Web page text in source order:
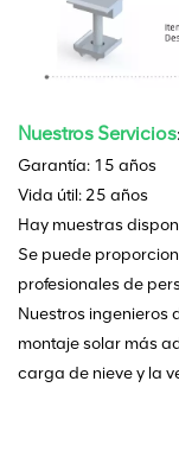
Nuestros Servicios:
Garantía: 15 años
Vida útil: 25 años
Hay muestras
Se puede
profesionales de
Nuestros ingenieros
montaje solar más
carga de nieve y la